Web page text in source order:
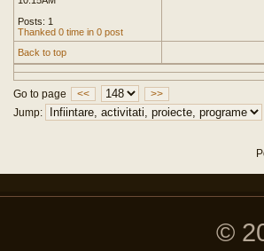
Posts: 1
Thanked 0 time in 0 post
Back to top
Go to page <<
>>
Jump:
©